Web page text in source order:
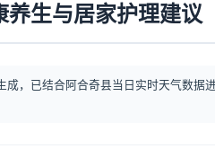
养生与居家护理建议
成，已结合阿合奇县当日实时天气数